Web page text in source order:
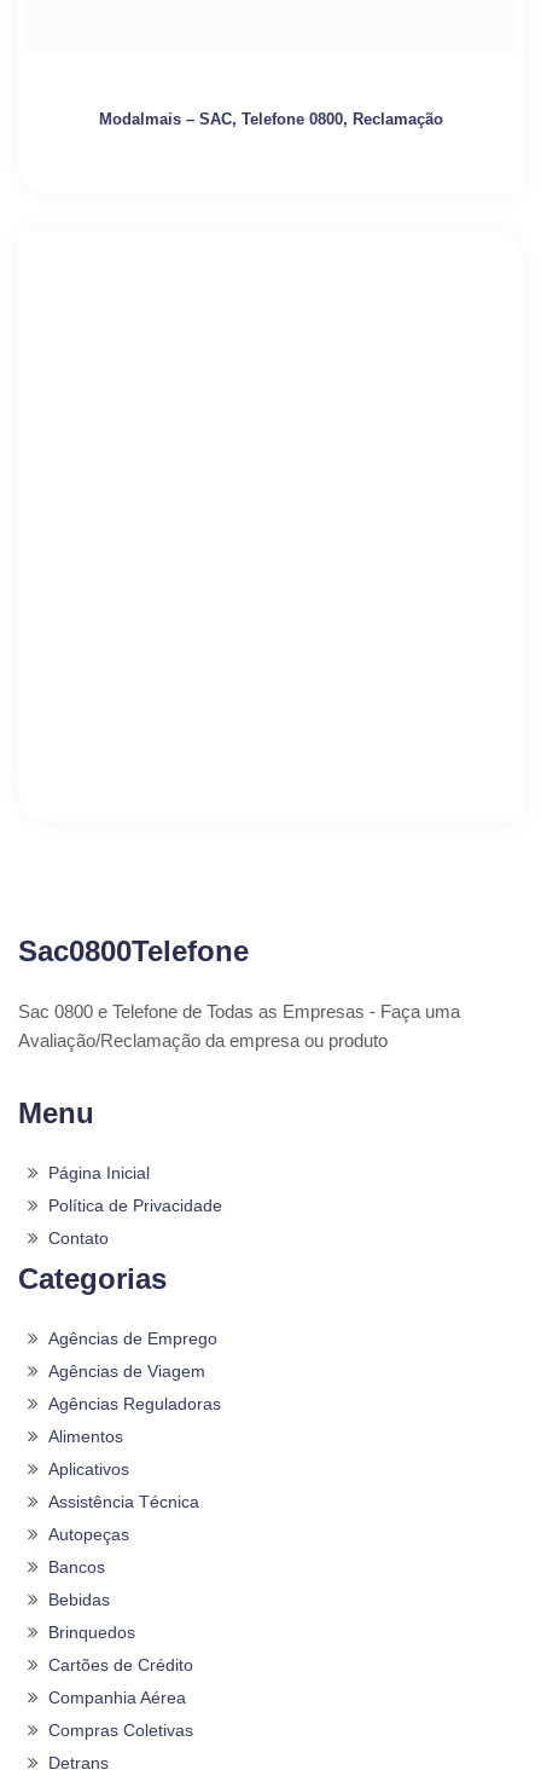
Modalmais – SAC, Telefone 0800, Reclamação
Sac0800Telefone
Sac 0800 e Telefone de Todas as Empresas - Faça uma
Avaliação/Reclamação da empresa ou produto
Menu
Página Inicial
Política de Privacidade
Contato
Categorias
Agências de Emprego
Agências de Viagem
Agências Reguladoras
Alimentos
Aplicativos
Assistência Técnica
Autopeças
Bancos
Bebidas
Brinquedos
Cartões de Crédito
Companhia Aérea
Compras Coletivas
Detrans